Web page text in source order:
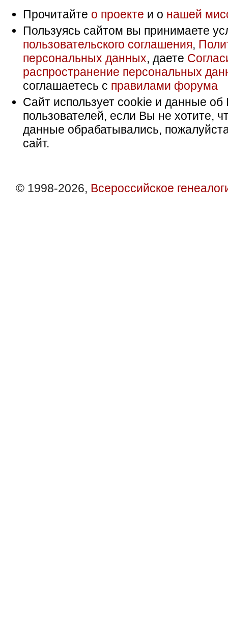
Прочитайте о проекте и о нашей
Пользуясь сайтом вы принимаете
пользовательского соглашения,
персональных данных, даете
распространение персональных
соглашаетесь с правилами форума
Сайт использует cookie и данные об
пользователей, если Вы не хотите,
данные обрабатывались,
сайт.
© 1998-2026, Всероссийское